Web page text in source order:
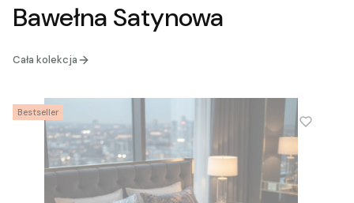
Bawełna Satynowa
Cała kolekcja
Bestseller